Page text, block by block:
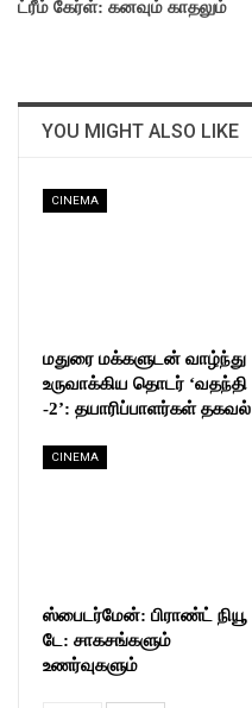
ட்ரீம் கேர்ள்: கனவும் காதலும்
YOU MIGHT ALSO LIKE
CINEMA
மதுரை மக்களுடன் வாழ்ந்து
உருவாக்கிய தொடர் ‘வதந்தி
-2’: தயாரிப்பாளர்கள் தகவல்
CINEMA
ஸ்பைடர்மேன்: பிராண்ட் நியூ
டே: சாகசங்களும்
உணர்வுகளும்